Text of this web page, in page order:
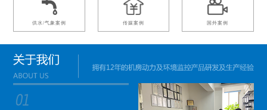
供水/气象案例 传媒案例 国外案例